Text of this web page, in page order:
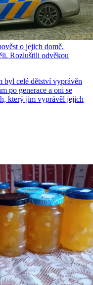
o jejich domě.
Rozluštili odvěkou
byl celé dětství vyprávěn
po generace a oni se
který jim vyprávěl jejich